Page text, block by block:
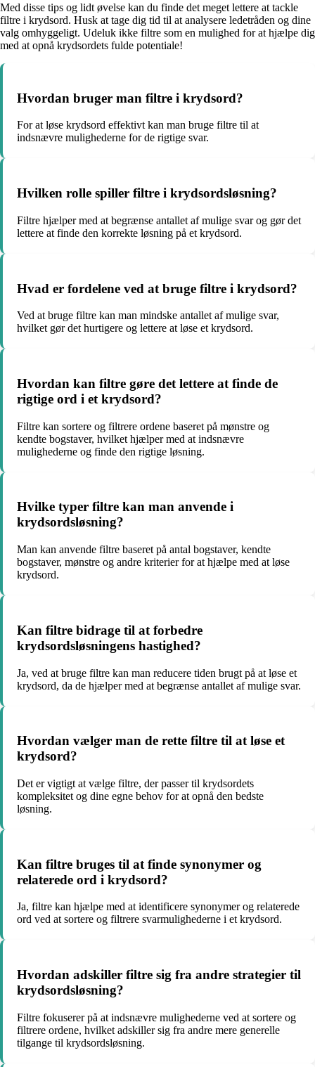
Med disse tips og lidt øvelse kan du finde det meget lettere at tackle
filtre i krydsord. Husk at tage dig tid til at analysere ledetråden og dine
valg omhyggeligt. Udeluk ikke filtre som en mulighed for at hjælpe dig
med at opnå krydsordets fulde potentiale!
Hvordan bruger man filtre i krydsord?
For at løse krydsord effektivt kan man bruge filtre til at
indsnævre mulighederne for de rigtige svar.
Hvilken rolle spiller filtre i krydsordsløsning?
Filtre hjælper med at begrænse antallet af mulige svar og gør det
lettere at finde den korrekte løsning på et krydsord.
Hvad er fordelene ved at bruge filtre i krydsord?
Ved at bruge filtre kan man mindske antallet af mulige svar,
hvilket gør det hurtigere og lettere at løse et krydsord.
Hvordan kan filtre gøre det lettere at finde de
rigtige ord i et krydsord?
Filtre kan sortere og filtrere ordene baseret på mønstre og
kendte bogstaver, hvilket hjælper med at indsnævre
mulighederne og finde den rigtige løsning.
Hvilke typer filtre kan man anvende i
krydsordsløsning?
Man kan anvende filtre baseret på antal bogstaver, kendte
bogstaver, mønstre og andre kriterier for at hjælpe med at løse
krydsord.
Kan filtre bidrage til at forbedre
krydsordsløsningens hastighed?
Ja, ved at bruge filtre kan man reducere tiden brugt på at løse et
krydsord, da de hjælper med at begrænse antallet af mulige svar.
Hvordan vælger man de rette filtre til at løse et
krydsord?
Det er vigtigt at vælge filtre, der passer til krydsordets
kompleksitet og dine egne behov for at opnå den bedste
løsning.
Kan filtre bruges til at finde synonymer og
relaterede ord i krydsord?
Ja, filtre kan hjælpe med at identificere synonymer og relaterede
ord ved at sortere og filtrere svarmulighederne i et krydsord.
Hvordan adskiller filtre sig fra andre strategier til
krydsordsløsning?
Filtre fokuserer på at indsnævre mulighederne ved at sortere og
filtrere ordene, hvilket adskiller sig fra andre mere generelle
tilgange til krydsordsløsning.